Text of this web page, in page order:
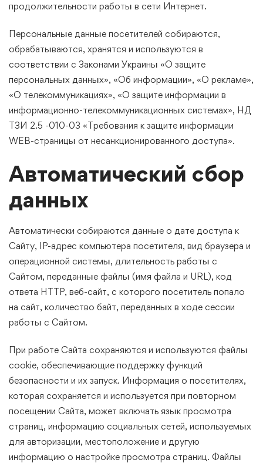
продолжительности работы в сети Интернет.
Персональные данные посетителей собираются,
обрабатываются, хранятся и используются в
соответствии с Законами Украины «О защите
персональных данных», «Об информации», «О рекламе»,
«О телекоммуникациях», «О защите информации в
информационно-телекоммуникационных системах», НД
ТЗИ 2.5 -010-03 «Требования к защите информации
WEB-страницы от несанкционированного доступа».
Автоматический сбор
данных
Автоматически собираются данные о дате доступа к
Сайту, IP-адрес компьютера посетителя, вид браузера и
операционной системы, длительность работы с
Сайтом, переданные файлы (имя файла и URL), код
ответа HTTP, веб-сайт, с которого посетитель попало
на сайт, количество байт, переданных в ходе сессии
работы с Сайтом.
При работе Сайта сохраняются и используются файлы
cookie, обеспечивающие поддержку функций
безопасности и их запуск. Информация о посетителях,
которая сохраняется и используется при повторном
посещении Сайта, может включать язык просмотра
страниц, информацию социальных сетей, используемых
для авторизации, местоположение и другую
информацию о настройке просмотра страниц. Файлы